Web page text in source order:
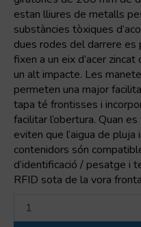
estan lliures de metalls
substàncies tòxiques
dues rodes del darrere es
fixen a un eix d’acer
un alt impacte. Les
permeten una major
tapa té frontisses i
facilitar l’obertura. Quan
eviten que l’aigua de
contenidors són
d’identificació / pesatge i
RFID sota de la vora